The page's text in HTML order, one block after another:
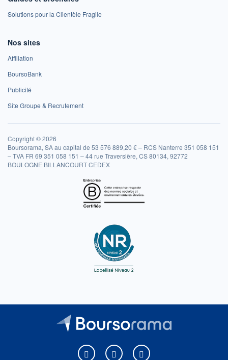
Solutions pour la Clientèle Fragile
Nos sites
Affiliation
BoursoBank
Publicité
Site Groupe & Recrutement
Copyright © 2026
Boursorama, SA au capital de 53 576 889,20 € – RCS Nanterre 351 058 151
– TVA FR 69 351 058 151 – 44 rue Traversière, CS 80134, 92772
BOULOGNE BILLANCOURT CEDEX
Boursorama sur Facebook
Boursorama sur XBoursorama sur